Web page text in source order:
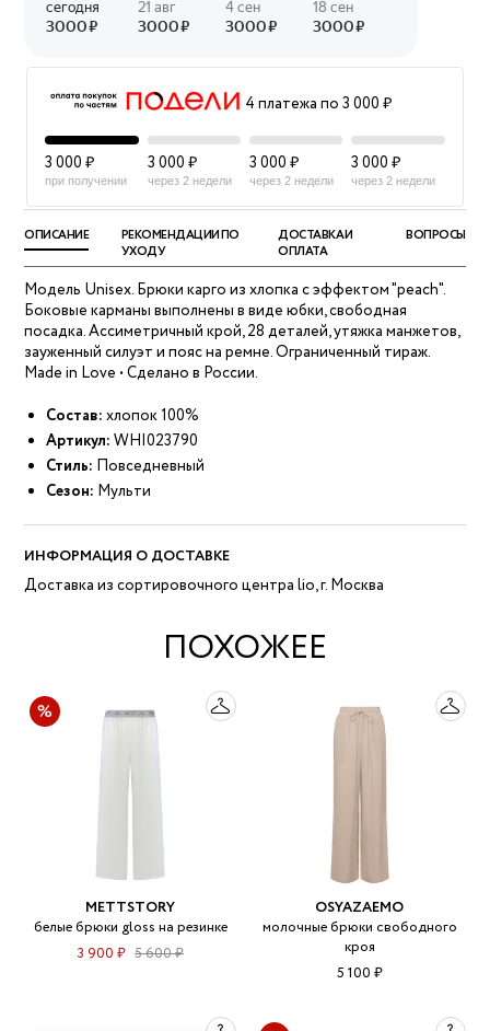
4 платежа по 3 000 ₽
3 000 ₽
при получении
3 000 ₽
через 2 недели
3 000 ₽
через 2 недели
3 000 ₽
через 2 недели
ОПИСАНИЕ
РЕКОМЕНДАЦИИ ПО
УХОДУ
ДОСТАВКА И
ОПЛАТА
ВОПРОСЫ
Модель Unisex. Брюки карго из хлопка с эффектом "peach".
Боковые карманы выполнены в виде юбки, свободная
посадка. Ассиметричный крой, 28 деталей, утяжка манжетов,
зауженный силуэт и пояс на ремне. Ограниченный тираж.
Made in Love • Сделано в России.
Состав: хлопок 100%
Артикул: WHI023790
Стиль: Повседневный
Сезон: Мульти
ИНФОРМАЦИЯ О ДОСТАВКЕ
Доставка из сортировочного центра lio, г. Москва
ПОХОЖЕЕ
METTSTORY
белые брюки gloss на резинке
3 900 ₽ 5 600 ₽
OSYAZAEMO
молочные брюки свободного
кроя
5 100 ₽